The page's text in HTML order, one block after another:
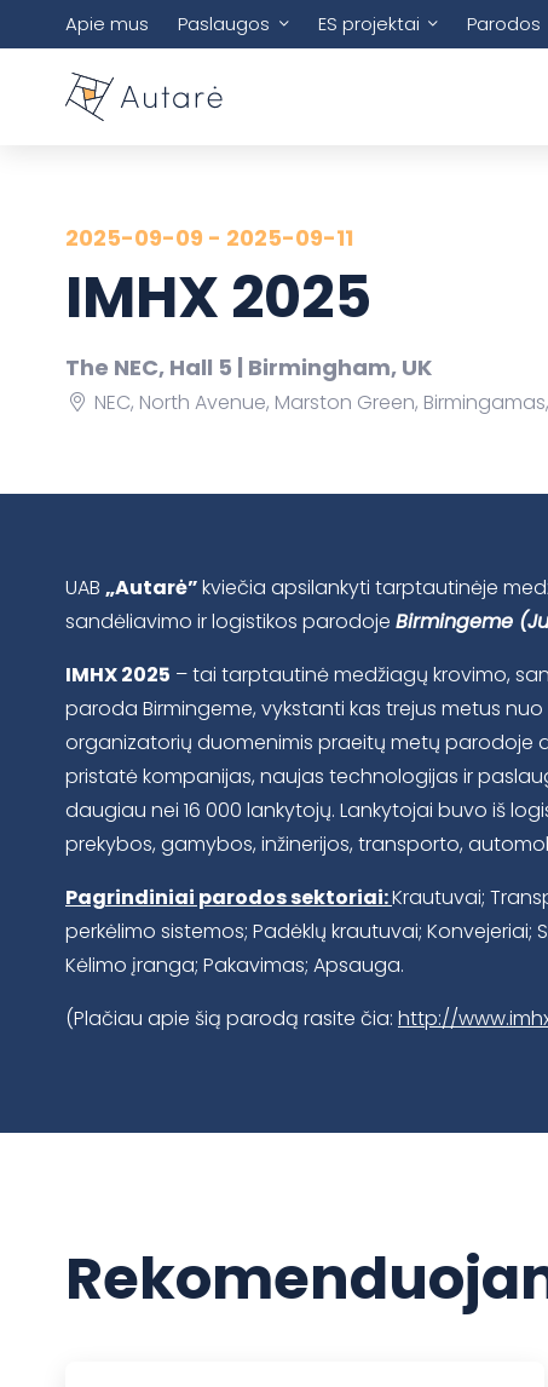
Apie mus Paslaugos ES projektai Parodos
2025-09-09 - 2025-09-11
IMHX 2025
The NEC, Hall 5 | Birmingham, UK
NEC, North Avenue, Marston Green,
UAB „Autarė”kviečia apsilankyti tarptautinėje
sandėliavimo ir logistikos parodoje Birmingeme
IMHX 2025 – tai tarptautinė medžiagų krovimo,
paroda Birmingeme, vykstanti kas trejus metus nuo
organizatorių duomenimis praeitų metų parodoje
pristatė kompanijas, naujas technologijas ir
daugiau nei 16 000 lankytojų. Lankytojai buvo iš
prekybos, gamybos, inžinerijos, transporto,
Pagrindiniai parodos sektoriai:Krautuvai;
perkėlimo sistemos; Padėklų krautuvai; Konvejeriai;
Kėlimo įranga; Pakavimas; Apsauga.
(Plačiau apie šią parodą rasite čia: http://